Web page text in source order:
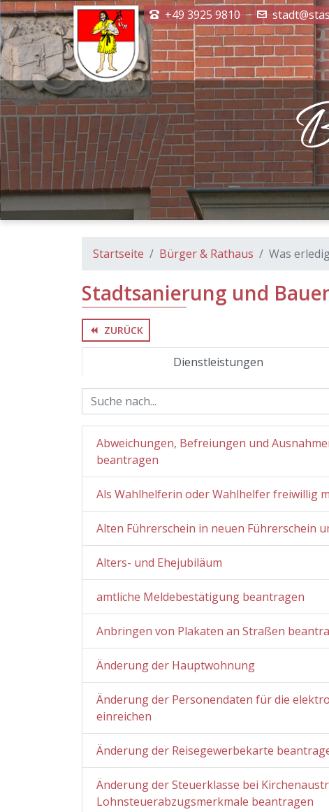
+49 3925 9810
Startseite Bürger & Rathaus Was
Stadtsanierung und
backward ZURÜCK
Dienstleistungen
Abweichungen, Befreiungen und
beantragen
Als Wahlhelferin oder Wahlhelfer freiwillig
Alten Führerschein in neuen Führerschein
Alters- und Ehejubiläum
amtliche Meldebestätigung beantragen
Anbringen von Plakaten an Straßen
Änderung der Hauptwohnung
Änderung der Personendaten für die
einreichen
Änderung der Reisegewerbekarte
Änderung der Steuerklasse bei
Lohnsteuerabzugsmerkmale beantragen